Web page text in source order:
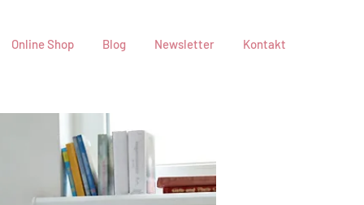
Online Shop Blog Newsletter Kontakt